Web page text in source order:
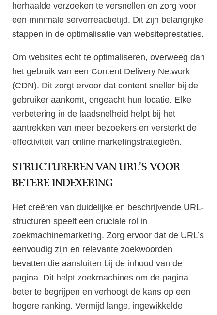
herhaalde verzoeken te versnellen en zorg voor
een minimale serverreactietijd. Dit zijn belangrijke
stappen in de optimalisatie van websiteprestaties.
Om websites echt te optimaliseren, overweeg dan
het gebruik van een Content Delivery Network
(CDN). Dit zorgt ervoor dat content sneller bij de
gebruiker aankomt, ongeacht hun locatie. Elke
verbetering in de laadsnelheid helpt bij het
aantrekken van meer bezoekers en versterkt de
effectiviteit van online marketingstrategieën.
STRUCTUREREN VAN URL’S VOOR
BETERE INDEXERING
Het creëren van duidelijke en beschrijvende URL-
structuren speelt een cruciale rol in
zoekmachinemarketing. Zorg ervoor dat de URL’s
eenvoudig zijn en relevante zoekwoorden
bevatten die aansluiten bij de inhoud van de
pagina. Dit helpt zoekmachines om de pagina
beter te begrijpen en verhoogt de kans op een
hogere ranking. Vermijd lange, ingewikkelde